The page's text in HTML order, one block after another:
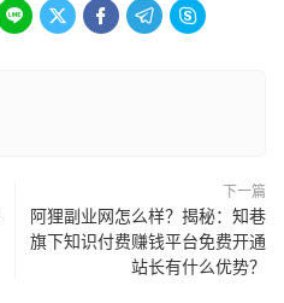
    
下一篇
阿狸副业网怎么样？揭秘：知巷
旗下知识付费赚钱平台免费开通
站长有什么优势？